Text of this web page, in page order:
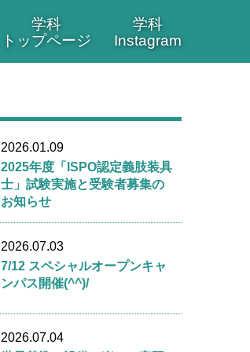
学科
トップページ
学科
Instagram
2026.01.09
2025年度「ISPO認定義肢装具
士」試験実施と受験者募集の
お知らせ
2026.07.03
7/12 スペシャルオープンキャ
ンパス開催(^^)/
2026.07.04